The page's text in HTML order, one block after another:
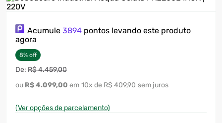
Acumule 3894 pontos levando este produto
agora
8% off
R$4.459,00
R$4.099,00 10x R$ 409,90 sem juros
(Ver opções de parcelamento)
6
7 º
motosserra
8
9º
roçadeira
10º lavadora